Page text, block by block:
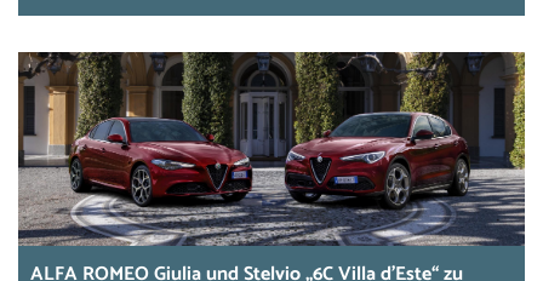
ALFA ROMEO Giulia und Stelvio „6C Villa d’Este“ zu